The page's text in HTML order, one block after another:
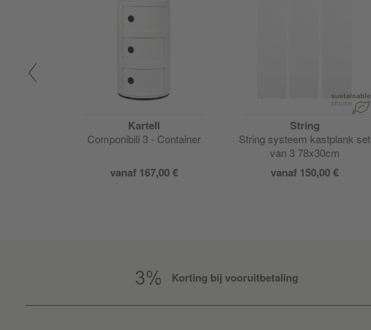
Kartell
Componibili 3 - Container
vanaf 167,00 €
String
String systeem kastplank set
van 3 78x30cm
vanaf 150,00 €
Korting bij vooruitbetaling